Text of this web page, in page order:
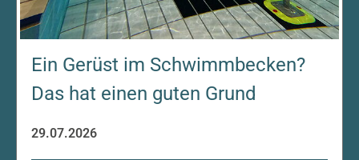
Ein Gerüst im Schwimmbecken?
Das hat einen guten Grund
29.07.2026